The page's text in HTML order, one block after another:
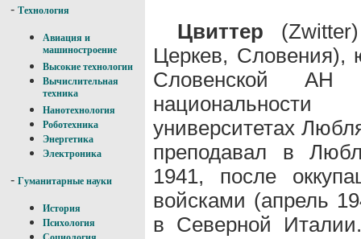
- Технология
Авиация и
машиностроение
Высокие технологии
Вычислительная
техника
Нанотехнология
Роботехника
Энергетика
Электроника
- Гуманитарные науки
История
Психология
Цвиттер
Церкев, Словения),
Словенской
университетах
преподавал в
1941, после
войсками (апрель
в Северной